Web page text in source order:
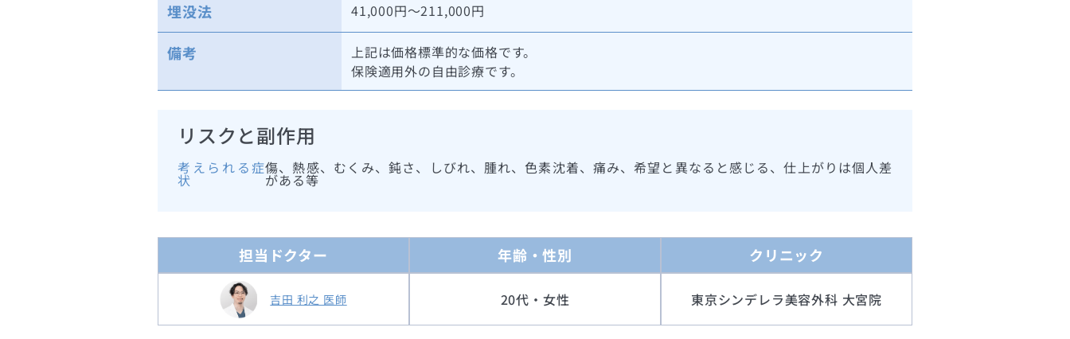
埋没法 41,000円～211,000円
備考
上記は価格標準的な価格です。
保険適用外の自由診療です。
リスクと副作用
考えられる症
状
傷、熱感、むくみ、鈍さ、しびれ、腫れ、色素沈着、痛み、希望と異なると感じる、仕上がりは個人差
がある等
担当ドクター
吉田 利之 医師
年齢・性別
20代・女性
クリニック
東京シンデレラ美容外科 大宮院